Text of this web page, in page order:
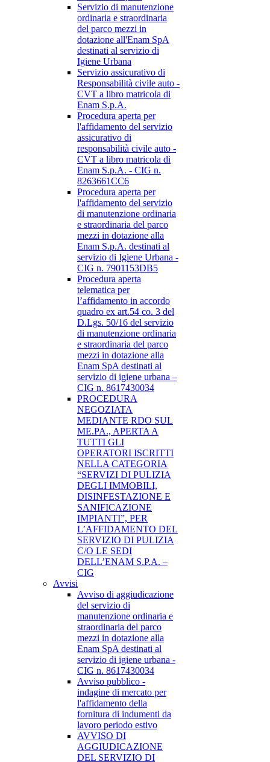
Servizio di manutenzione
ordinaria e straordinaria
del parco mezzi in
dotazione all'Enam SpA
destinati al servizio di
Igiene Urbana
Servizio assicurativo di
Responsabilità civile auto -
CVT a libro matricola di
Enam S.p.A.
Procedura aperta per
l'affidamento del servizio
assicurativo di
responsabilità civile auto -
CVT a libro matricola di
Enam S.p.A. - CIG n.
8263661CC6
Procedura aperta per
l'affidamento del servizio
di manutenzione ordinaria
e straordinaria del parco
mezzi in dotazione alla
Enam S.p.A. destinati al
servizio di Igiene Urbana -
CIG n. 7901153DB5
Procedura aperta
telematica per
l’affidamento in accordo
quadro ex art.54 co. 3 del
D.Lgs. 50/16 del servizio
di manutenzione ordinaria
e straordinaria del parco
mezzi in dotazione alla
Enam SpA destinati al
servizio di igiene urbana –
CIG n. 8617430034
PROCEDURA
NEGOZIATA
MEDIANTE RDO SUL
ME.PA., APERTA A
TUTTI GLI
OPERATORI ISCRITTI
NELLA CATEGORIA
“SERVIZI DI PULIZIA
DEGLI IMMOBILI,
DISINFESTAZIONE E
SANIFICAZIONE
IMPIANTI”, PER
L’AFFIDAMENTO DEL
SERVIZIO DI PULIZIA
C/O LE SEDI
DELL’ENAM S.P.A. –
CIG
Avvisi
Avviso di aggiudicazione
del servizio di
manutenzione ordinaria e
straordinaria del parco
mezzi in dotazione alla
Enam SpA destinati al
servizio di igiene urbana -
CIG n. 8617430034
Avviso pubblico -
indagine di mercato per
l'affidamento della
fornitura di indumenti da
lavoro periodo estivo
AVVISO DI
AGGIUDICAZIONE
DEL SERVIZIO DI